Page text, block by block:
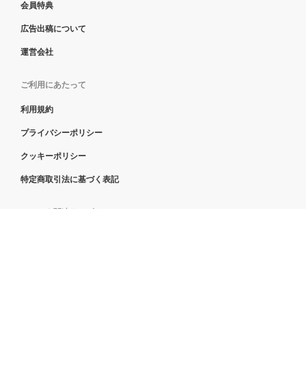
会員特典
広告出稿について
運営会社
ご利用にあたって
利用規約
プライバシーポリシー
クッキーポリシー
特定商取引法に基づく表記